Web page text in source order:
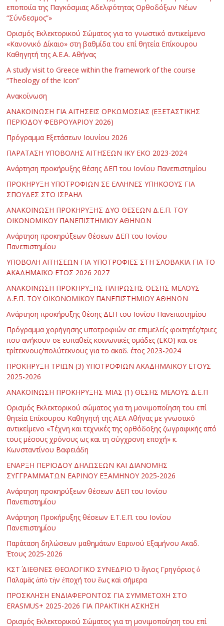
εποποιία της Παγκόσμιας Αδελφότητας Ορθοδόξων Νέων
“Σύνδεσμος”»
Ορισμός Εκλεκτορικού Σώματος για το γνωστικό αντικείμενο
«Κανονικό Δίκαιο» στη βαθμίδα του επί θητεία Επίκουρου
Καθηγητή της Α.Ε.Α. Αθήνας
Α study visit to Greece within the framework of the course
“Theology of the Icon”
Ανακοίνωση
ΑΝΑΚΟΙΝΩΣΗ ΓΙΑ ΑΙΤΗΣΕΙΣ ΟΡΚΩΜΟΣΙΑΣ (ΕΞΕΤΑΣΤΙΚΗΣ
ΠΕΡΙΟΔΟΥ ΦΕΒΡΟΥΑΡΙΟΥ 2026)
Πρόγραμμα Εξετάσεων Ιουνίου 2026
ΠΑΡΑΤΑΣΗ ΥΠΟΒΟΛΗΣ ΑΙΤΗΣΕΩΝ ΙΚΥ ΕΚΟ 2023-2024
Ανάρτηση προκήρυξης θέσης ΔΕΠ του Ιονίου Πανεπιστημίου
ΠΡΟΚΗΡΥΞΗ ΥΠΟΤΡΟΦΙΩΝ ΣΕ ΕΛΛΗΝΕΣ ΥΠΗΚΟΟΥΣ ΓΙΑ
ΣΠΟΥΔΕΣ ΣΤΟ ΙΣΡΑΗΛ
ΑΝΑΚΟΙΝΩΣΗ ΠΡΟΚΗΡΥΞΗΣ ΔΥΟ ΘΕΣΕΩΝ Δ.Ε.Π. ΤΟΥ
ΟΙΚΟΝΟΜΙΚΟΥ ΠΑΝΕΠΙΣΤΗΜΙΟΥ ΑΘΗΝΩΝ
Ανάρτηση προκηρύξεων θέσεων ΔΕΠ του Ιονίου
Πανεπιστημίου
ΥΠΟΒΟΛΗ ΑΙΤΗΣΕΩΝ ΓΙΑ ΥΠΟΤΡΟΦΙΕΣ ΣΤΗ ΣΛΟΒΑΚΙΑ ΓΙΑ ΤΟ
ΑΚΑΔΗΜΑΪΚΟ ΕΤΟΣ 2026 2027
ΑΝΑΚΟΙΝΩΣΗ ΠΡΟΚΗΡΥΞΗΣ ΠΛΗΡΩΣΗΣ ΘΕΣΗΣ ΜΕΛΟΥΣ
Δ.Ε.Π. ΤΟΥ ΟΙΚΟΝΟΜΙΚΟΥ ΠΑΝΕΠΙΣΤΗΜΙΟΥ ΑΘΗΝΩΝ
Ανάρτηση προκήρυξης θέσης ΔΕΠ του Ιονίου Πανεπιστημίου
Πρόγραμμα χορήγησης υποτροφιών σε επιμελείς φοιτητές/τριες
που ανήκουν σε ευπαθείς κοινωνικές ομάδες (ΕΚΟ) και σε
τρίτεκνους/πολύτεκνους για το ακαδ. έτος 2023-2024
ΠΡΟΚΗΡΥΞΗ ΤΡΙΩΝ (3) ΥΠΟΤΡΟΦΙΩΝ ΑΚΑΔΗΜΑΪΚΟΥ ΕΤΟΥΣ
2025-2026
ΑΝΑΚΟΙΝΩΣΗ ΠΡΟΚΗΡΥΞΗΣ ΜΙΑΣ (1) ΘΕΣΗΣ ΜΕΛΟΥΣ Δ.Ε.Π
Ορισμός Εκλεκτορικού σώματος για τη μονιμοποίηση του επί
θητεία Επίκουρου Καθηγητή της ΑΕΑ Αθήνας με γνωστικό
αντικείμενο «Τέχνη και τεχνικές της ορθόδοξης ζωγραφικής από
τους μέσους χρόνους ως και τη σύγχρονη εποχή» κ.
Κωνσταντίνου Βαφειάδη
ΕΝΑΡΞΗ ΠΕΡΙΟΔΟΥ ΔΗΛΩΣΕΩΝ ΚΑΙ ΔΙΑΝΟΜΗΣ
ΣΥΓΓΡΑΜΜΑΤΩΝ ΕΑΡΙΝΟΥ ΕΞΑΜΗΝΟΥ 2025-2026
Ανάρτηση προκηρύξεων θέσεων ΔΕΠ του Ιονίου
Πανεπιστημίου
Ανάρτηση Προκήρυξης θέσεων Ε.Τ.Ε.Π. του Ιονίου
Πανεπιστημίου
Παράταση δηλώσεων μαθημάτων Εαρινού Εξαμήνου Ακαδ.
Έτους 2025-2026
ΚΣΤ΄ ΔΙΕΘΝΕΣ ΘΕΟΛΟΓΙΚΟ ΣΥΝΕΔΡΙΟ Ὁ ἅγιος Γρηγόριος ὁ
Παλαμᾶς ἀπὸ τὴν ἐποχή του ἕως καὶ σήμερα
ΠΡΟΣΚΛΗΣΗ ΕΝΔΙΑΦΕΡΟΝΤΟΣ ΓΙΑ ΣΥΜΜΕΤΟΧΗ ΣΤΟ
ERASMUS+ 2025-2026 ΓΙΑ ΠΡΑΚΤΙΚΗ ΑΣΚΗΣΗ
Ορισμός Εκλεκτορικού Σώματος για τη μονιμοποίηση του επί